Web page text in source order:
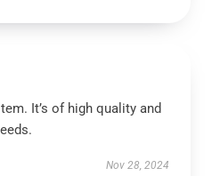
It’s of high quality and
Nov 28, 2024